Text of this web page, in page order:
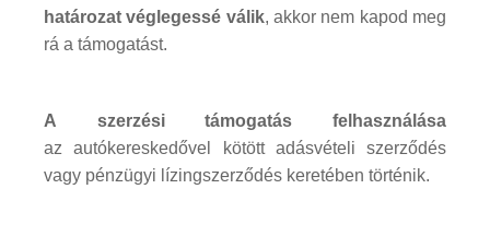
határozat véglegessé válik, akkor nem kapod meg
rá a támogatást.
A szerzési támogatás felhasználása
az autókereskedővel kötött adásvételi szerződés
vagy pénzügyi lízingszerződés keretében történik.